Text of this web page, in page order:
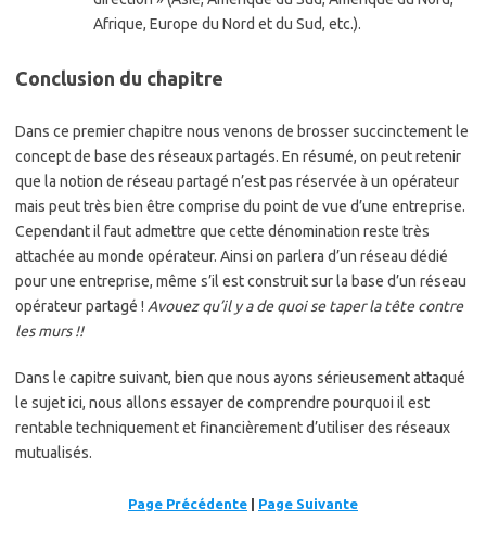
Afrique, Europe du Nord et du Sud, etc.).
Conclusion du chapitre
Dans ce premier chapitre nous venons de brosser succinctement le
concept de base des réseaux partagés. En résumé, on peut retenir
que la notion de réseau partagé n’est pas réservée à un opérateur
mais peut très bien être comprise du point de vue d’une entreprise.
Cependant il faut admettre que cette dénomination reste très
attachée au monde opérateur. Ainsi on parlera d’un réseau dédié
pour une entreprise, même s’il est construit sur la base d’un réseau
opérateur partagé ! Avouez qu’il y a de quoi se taper la tête contre
les murs !!
Dans le capitre suivant, bien que nous ayons sérieusement attaqué
le sujet ici, nous allons essayer de comprendre pourquoi il est
rentable techniquement et financièrement d’utiliser des réseaux
mutualisés.
Page Précédente Page Suivante